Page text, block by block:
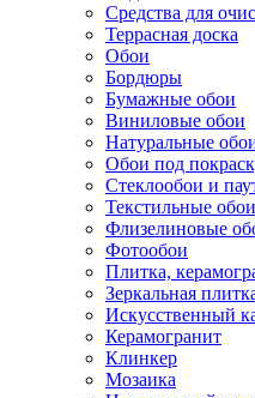
Средства для
Террасная доска
Обои
Бордюры
Бумажные обои
Виниловые обои
Натуральные
Обои под
Стеклообои и
Текстильные обои
Флизелиновые
Фотообои
Плитка,
Зеркальная
Искусственный
Керамогранит
Клинкер
Мозаика